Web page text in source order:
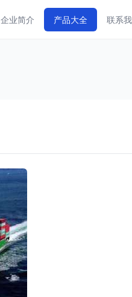
企业简介 产品大全 联系